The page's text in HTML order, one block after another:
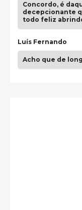
Concordo, é
decepcionante
todo feliz
Luís Fernando
Acho que de